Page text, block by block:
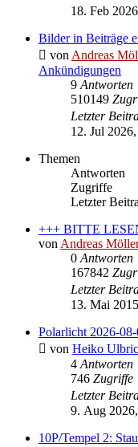
18. Feb
Bilder in Beiträge
von Andreas
Ankündigungen
9 Antworten
510149
Letzter
12. Jul
Themen
Antworten
Zugriffe
Letzter
+++ BITTE
von Andreas
0 Antworten
167842
Letzter
13. Mai
Polarlicht 2026-
von Heiko
4 Antworten
746 Zugriffe
Letzter
9. Aug
10P/Tempel 2: